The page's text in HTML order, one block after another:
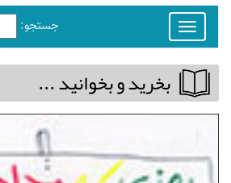
جستجو:
Toggle
navigation
بخريد و بخوانيد ...